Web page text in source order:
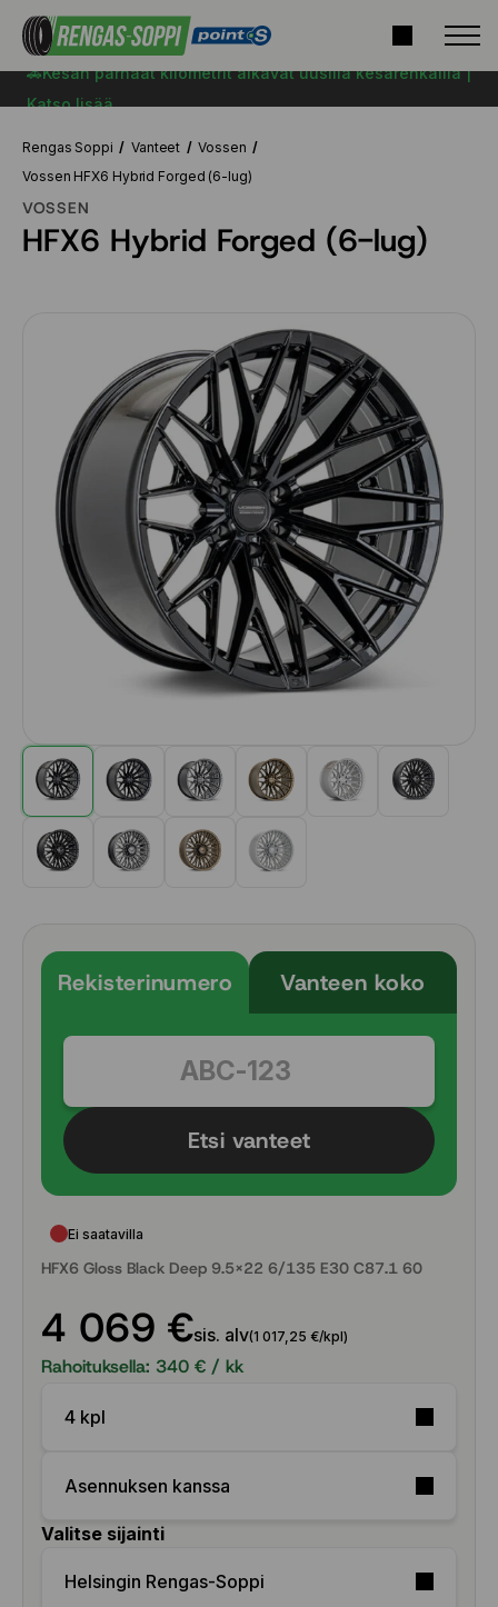
🚗Kesän parhaat kilometrit alkavat uusilla kesärenkailla |
Katso lisää
Rengas Soppi Vanteet
Vossen
Vossen HFX6 Hybrid Forged (6-lug)
VOSSEN
HFX6 Hybrid Forged (6-lug)
Rekisterinumero Vanteen koko
Etsi vanteet
Ei saatavilla
HFX6 Gloss Black Deep 9.5x22 6/135 E30 C87.1 60
4 069 €sis. alv(1 017,25 €/kpl)
Rahoituksella: 340 € / kk
4 kpl
Asennuksen kanssa
Valitse sijainti
Helsingin Rengas-Soppi